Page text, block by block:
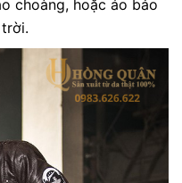
choàng, hoặc áo bảo